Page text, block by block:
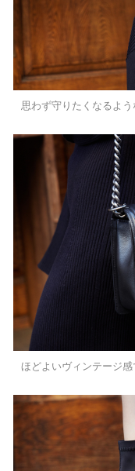
思わず守りたくなるよ
ほどよいヴィンテージ